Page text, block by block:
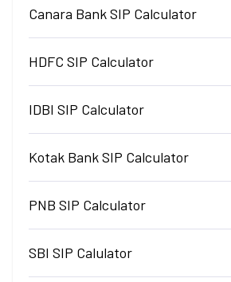
Canara Bank SIP Calculator
HDFC SIP Calculator
IDBI SIP Calculator
Kotak Bank SIP Calculator
PNB SIP Calculator
SBI SIP Calulator